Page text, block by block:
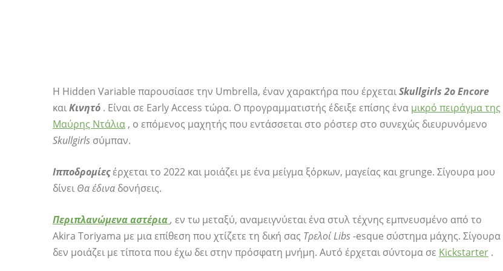
Η Hidden Variable παρουσίασε την Umbrella, έναν χαρακτήρα που έρχεταιSkullgirls 2ο Encore
καιΚινητό . Είναι σε Early Access τώρα. Ο προγραμματιστής έδειξε επίσης ένα μικρό πειράγμα της
Μαύρης Ντάλια , ο επόμενος μαχητής που εντάσσεται στο ρόστερ στο συνεχώς διευρυνόμενο
Skullgirls σύμπαν.
Ιπποδρομίεςέρχεται το 2022 και μοιάζει με ένα μείγμα ξόρκων, μαγείας και grunge. Σίγουρα μου
δίνει Θα έδινα δονήσεις.
Περιπλανώμενα αστέρια, εν τω μεταξύ, αναμειγνύεται ένα στυλ τέχνης εμπνευσμένο από το
Akira Toriyama με μια επίθεση που χτίζετε τη δική σας Τρελοί Libs-esque σύστημα μάχης. Σίγουρα
δεν μοιάζει με τίποτα που έχω δει στην πρόσφατη μνήμη. Αυτό έρχεται σύντομα σε Kickstarter .